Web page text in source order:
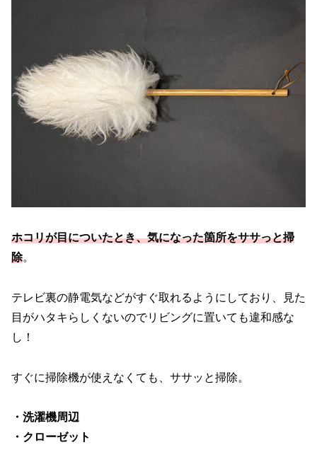
ホコリが目についたとき、気になった箇所をササっと掃
除。
テレビ裏の静電気などがすぐ取れるようにしており、見た
目がハタキらしくないのでリビングに置いても違和感な
し！
すぐに掃除機が使えなくても、ササッと掃除。
・洗濯機周辺
・クローゼット